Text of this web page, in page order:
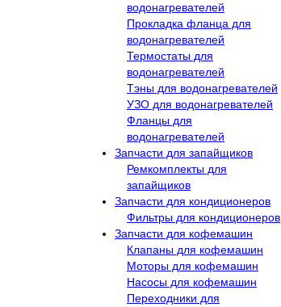
водонагревателей
Прокладка фланца для
водонагревателей
Термостаты для
водонагревателей
Тэны для водонагревателей
УЗО для водонагревателей
Фланцы для
водонагревателей
Запчасти для запайщиков
Ремкомплекты для
запайщиков
Запчасти для кондиционеров
Фильтры для кондиционеров
Запчасти для кофемашин
Клапаны для кофемашин
Моторы для кофемашин
Насосы для кофемашин
Переходники для